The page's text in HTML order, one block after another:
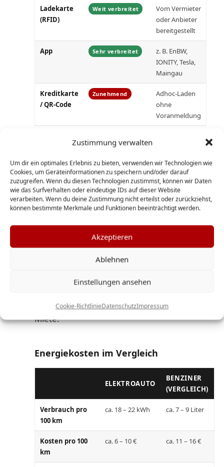
Zustimmung verwalten
Um dir ein optimales Erlebnis zu bieten, verwenden wir Technologien wie
Cookies, um Geräteinformationen zu speichern und/oder darauf
zuzugreifen. Wenn du diesen Technologien zustimmst, können wir Daten
wie das Surfverhalten oder eindeutige IDs auf dieser Website
verarbeiten. Wenn du deine Zustimmung nicht erteilst oder zurückziehst,
können bestimmte Merkmale und Funktionen beeinträchtigt werden.
Akzeptieren
Ablehnen
Einstellungen ansehen
Cookie-RichtlinieDatenschutzImpressum
Ladekarte
(RFID)
Weit verbreitet
Vom Vermieter
oder Anbieter
bereitgestellt
App Sehr verbreitet
z. B. EnBW,
IONITY, Tesla,
Maingau
Kreditkarte
/ QR-Code
Zunehmend
Adhoc-Laden
ohne
Voranmeldung
Bei einem Mietfahrzeug erhalten Sie
Informationen zu Ladekarten und
Apps.
5.Kosten: E-Auto-Miete vs.
Verbrenner-Miete
Beim Mietpreis unterscheiden sich
noch. Der Unterschied liegt vor allem
bei den Betriebskosten während der
Miete.
Energiekosten im Vergleich
ELEKTROAUTO
BENZINER
(VERGLEICH)
Verbrauch pro
100 km
ca. 18 – 22 kWh ca. 7 – 9 Liter
Kosten pro 100
km
ca. 6 – 10 € ca. 11 – 16 €